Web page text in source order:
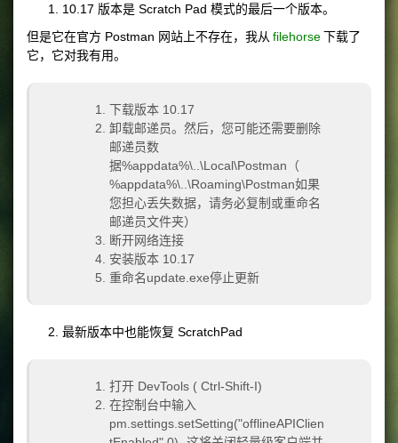
10.17 版本是 Scratch Pad 模式的最后一个版本。
但是它在官方 Postman 网站上不存在，我从 filehorse下载了
它，它对我有用。
下载版本 10.17
卸载邮递员。然后，您可能还需要删除
邮递员数
据%appdata%\..\Local\Postman （
%appdata%\..\Roaming\Postman如果
您担心丢失数据，请务必复制或重命名
邮递员文件夹）
断开网络连接
安装版本 10.17
重命名update.exe停止更新
最新版本中也能恢复 ScratchPad
打开 DevTools ( Ctrl-Shift-I)
在控制台中输入
pm.settings.setSetting("offlineAPIClien